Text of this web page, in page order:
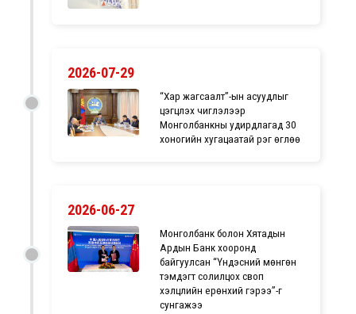
2026-07-29
“Хар жагсаалт”-ын асуудлыг
цэгцлэх чиглэлээр
Монголбанкны удирдлагад 30
хоногийн хугацаатай үүрэг өглөө
2026-06-27
Монголбанк болон Хятадын
Ардын Банк хооронд
байгуулсан “Үндэсний мөнгөн
тэмдэгт солилцох своп
хэлцлийн ерөнхий гэрээ”-г
сунгажээ